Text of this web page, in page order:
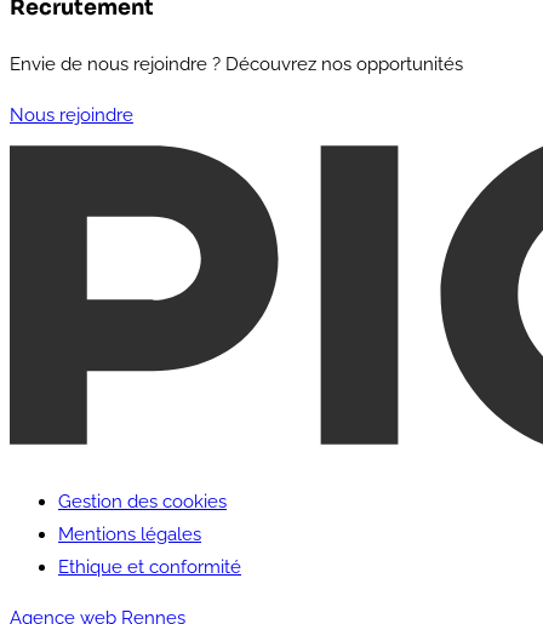
Recrutement
Envie de nous rejoindre ? Découvrez nos opportunités
Nous rejoindre
Gestion des cookies
Mentions légales
Ethique et conformité
Agence web Rennes